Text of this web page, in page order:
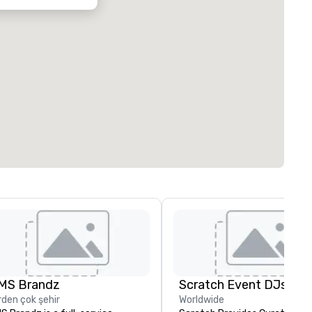
Brandz
çok şehir
Scratch Event DJs
Worldwide